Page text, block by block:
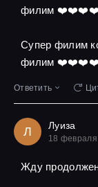
филим
Супер филим
филим
Ответить
Л Луиза
18
Жду